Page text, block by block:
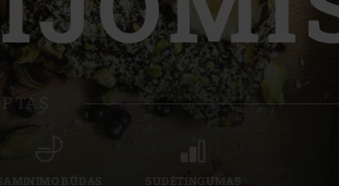
Slovenia | Slovenija
Spain | España
Sweden | Sverige
Switzerland (French) | Schweiz
BŪDAS
SUDĖTINGUMAS